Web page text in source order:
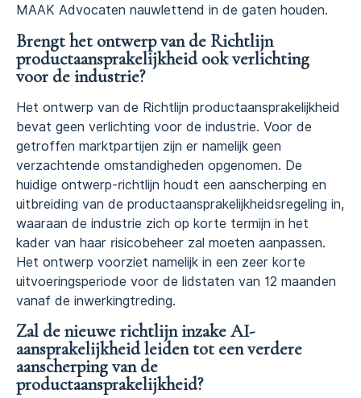
MAAK Advocaten nauwlettend in de gaten houden.
Brengt het ontwerp van de Richtlijn
productaansprakelijkheid ook verlichting
voor de industrie?
Het ontwerp van de Richtlijn productaansprakelijkheid
bevat geen verlichting voor de industrie. Voor de
getroffen marktpartijen zijn er namelijk geen
verzachtende omstandigheden opgenomen. De
huidige ontwerp-richtlijn houdt een aanscherping en
uitbreiding van de productaansprakelijkheidsregeling in,
waaraan de industrie zich op korte termijn in het
kader van haar risicobeheer zal moeten aanpassen.
Het ontwerp voorziet namelijk in een zeer korte
uitvoeringsperiode voor de lidstaten van 12 maanden
vanaf de inwerkingtreding.
Zal de nieuwe richtlijn inzake AI-
aansprakelijkheid leiden tot een verdere
aanscherping van de
productaansprakelijkheid?